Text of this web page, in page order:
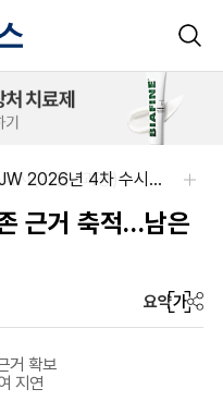
사(사원~과장) 제이더블유홀딩스주식회사-JW 2026년 4차 수시채용
근거 축적…남은
요약가
거 확보
지연